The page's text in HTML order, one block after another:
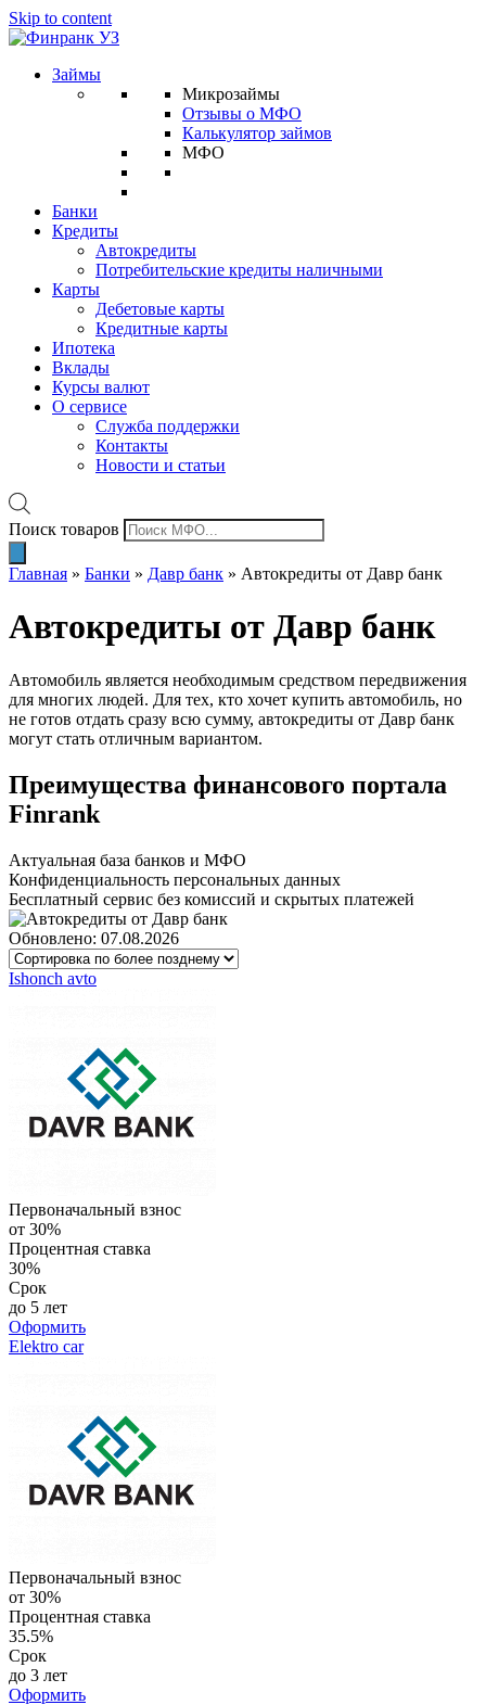
Skip to content
Займы
Микрозаймы
Отзывы о МФО
Калькулятор займов
МФО
Банки
Кредиты
Автокредиты
Потребительские кредиты наличными
Карты
Дебетовые карты
Кредитные карты
Ипотека
Вклады
Курсы валют
О сервисе
Служба поддержки
Контакты
Новости и статьи
Поиск товаров
Главная » Банки » Давр банк » Автокредиты от Давр банк
Автокредиты от Давр банк
Автомобиль является необходимым средством передвижения
для многих людей. Для тех, кто хочет купить автомобиль, но
не готов отдать сразу всю сумму, автокредиты от Давр банк
могут стать отличным вариантом.
Преимущества финансового портала
Finrank
Актуальная база банков и МФО
Конфиденциальность персональных данных
Бесплатный сервис без комиссий и скрытых платежей
Обновлено: 07.08.2026
Ishonch avto
Первоначальный взнос
от 30%
Процентная ставка
30%
Срок
до 5 лет
Оформить
Elektro car
Первоначальный взнос
от 30%
Процентная ставка
35.5%
Срок
до 3 лет
Оформить